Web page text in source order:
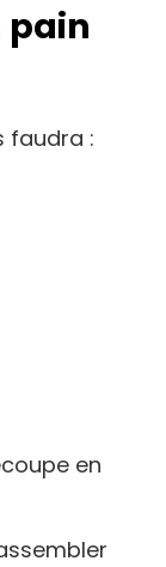
pain
faudra :
en